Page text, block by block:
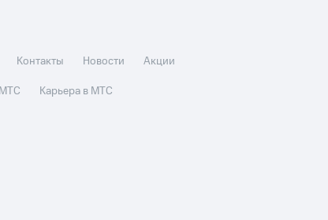
Контакты Новости
Акции
Карьера в МТС